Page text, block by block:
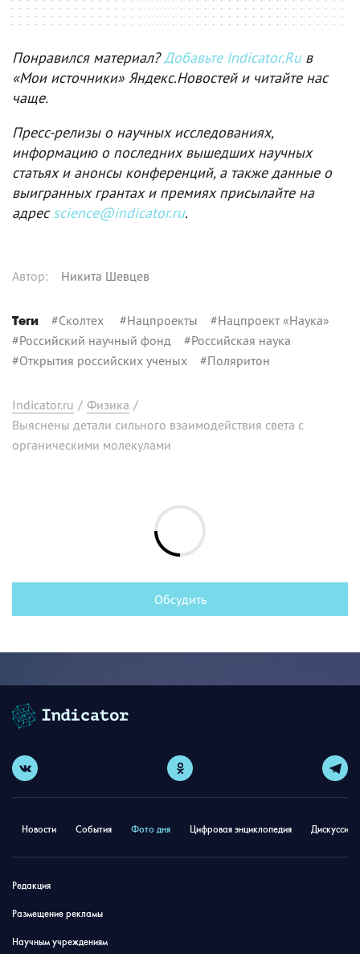
Понравился материал?Добавьте Indicator.Ruв
«Мои источники» Яндекс.Новостей и читайте нас
чаще.
Пресс-релизы о научных исследованиях,
информацию о последних вышедших научных
статьях и анонсы конференций, а также данные о
выигранных грантах и премиях присылайте на
адресscience@indicator.ru.
Автор: Никита Шевцев
Теги #Сколтех #Нацпроекты #Нацпроект «Наука»
#Российский научный фонд #Российская наука
#Открытия российских ученых #Поляритон
Indicator.ru / Физика /
Выяснены детали сильного взаимодействия света с
органическими молекулами
Обсудить
Новости События Фото дня Цифровая энциклопедия
Редакция
Размещение рекламы
Научным учреждениям